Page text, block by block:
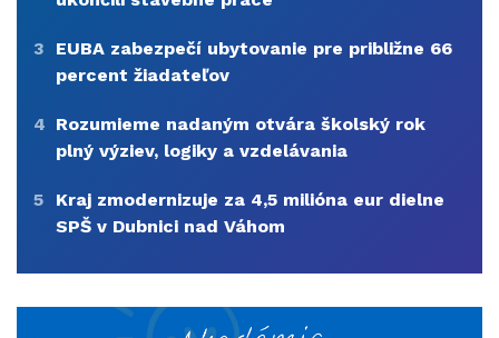
3
EUBA zabezpečí ubytovanie pre približne 66
percent žiadateľov
4 Rozumieme nadaným otvára školský rok
plný výziev, logiky a vzdelávania
5
Kraj zmodernizuje za 4,5 milióna eur dielne
SPŠ v Dubnici nad Váhom